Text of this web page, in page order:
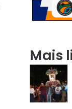
Mais